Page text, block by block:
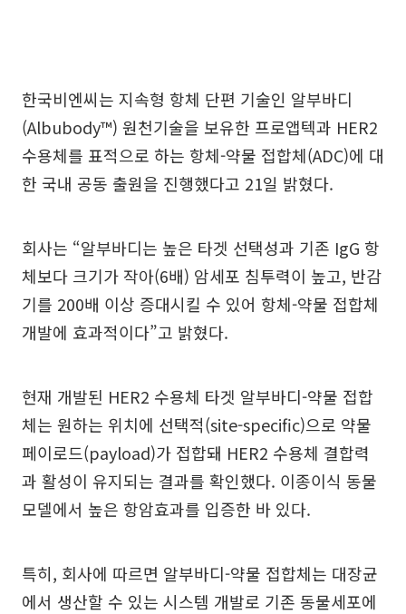
한국비엔씨는 지속형 항체 단편 기술인 알부바디
(Albubody™) 원천기술을 보유한 프로앱텍과 HER2
수용체를 표적으로 하는 항체-약물 접합체(ADC)에 대
한 국내 공동 출원을 진행했다고 21일 밝혔다.
회사는 “알부바디는 높은 타겟 선택성과 기존 IgG 항
체보다 크기가 작아(6배) 암세포 침투력이 높고, 반감
기를 200배 이상 증대시킬 수 있어 항체-약물 접합체
개발에 효과적이다”고 밝혔다.
현재 개발된 HER2 수용체 타겟 알부바디-약물 접합
체는 원하는 위치에 선택적(site-specific)으로 약물
페이로드(payload)가 접합돼 HER2 수용체 결합력
과 활성이 유지되는 결과를 확인했다. 이종이식 동물
모델에서 높은 항암효과를 입증한 바 있다.
특히, 회사에 따르면 알부바디-약물 접합체는 대장균
에서 생산할 수 있는 시스템 개발로 기존 동물세포에